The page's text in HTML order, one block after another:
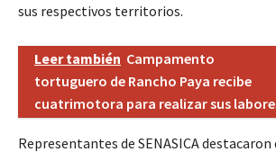
sus respectivos territorios.
Leer también Campamento
tortuguero de Rancho Paya recibe
cuatrimotora para realizar sus
Representantes de SENASICA